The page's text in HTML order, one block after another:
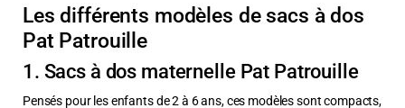
Les différents modèles de sacs à dos
Pat Patrouille
1. Sacs à dos maternelle Pat Patrouille
Pensés pour les enfants de 2 à 6 ans, ces modèles sont compacts,